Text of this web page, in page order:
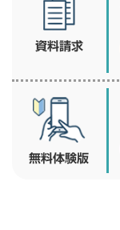
資料請求
無料体験版